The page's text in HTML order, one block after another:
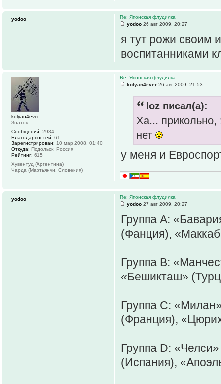
Re: Японская флудилка
yodoo 26 авг 2009, 20:27
я тут рожи своим
воспитанниками
yodoo
Re: Японская флудилка
kolyan4ever 26 авг 2009, 21:53
loz писал(а):
Ха...
нет
у меня и
kolyan4ever
Знаток
Сообщений: 2934
Благодарностей: 61
Зарегистрирован: 10 мар 2008, 01:40
Откуда: Подольск, Россия
Рейтинг: 615
Хувентуд (Аргентина)
Чарда (Мартьянчи, Словения)
Re: Японская флудилка
yodoo 27 авг 2009, 20:27
Группа A:
(Фанция),
Группа B:
«Бешикташ»
Группа С:
(Франция),
Группа D:
(Испания),
yodoo